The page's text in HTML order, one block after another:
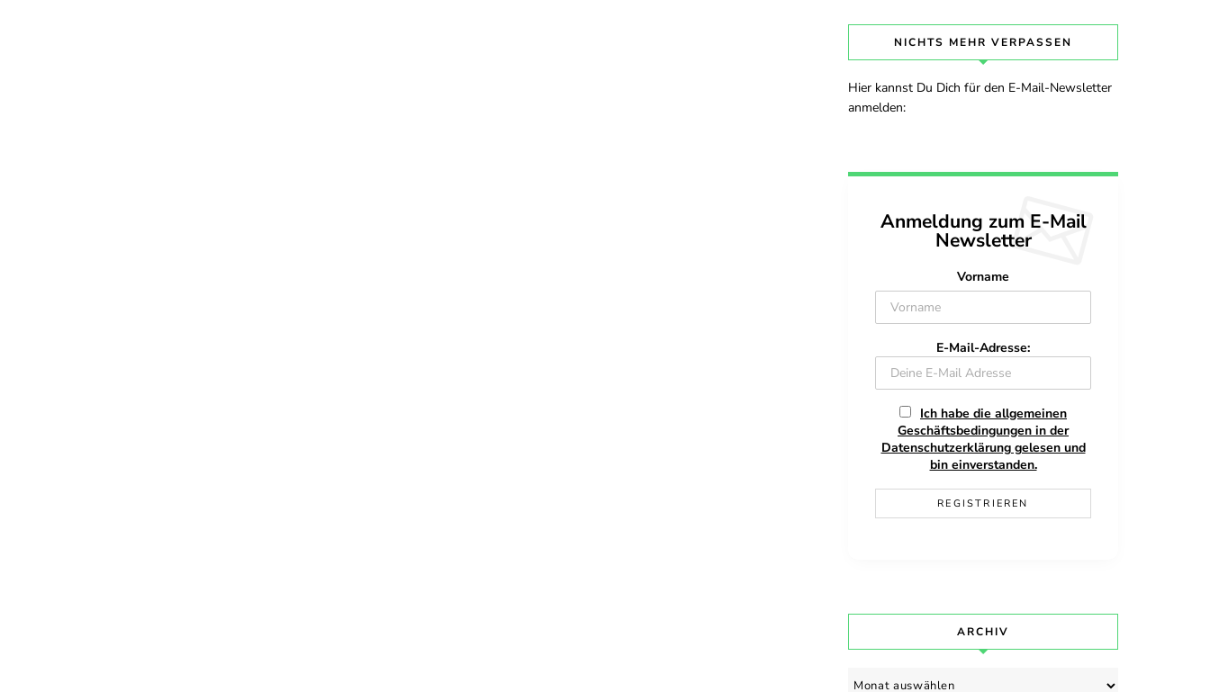
NICHTS MEHR VERPASSEN
Hier kannst Du Dich für den E-Mail-Newsletter
anmelden:
Anmeldung zum E-Mail
Newsletter
Vorname
E-Mail-Adresse:
Ich habe die allgemeinen
Geschäftsbedingungen in der
Datenschutzerklärung gelesen und
bin einverstanden.
ARCHIV
Archiv